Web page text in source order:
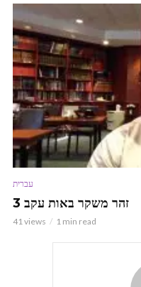
עברית
זהר משקר באות עקב 3
41 views 1 min read